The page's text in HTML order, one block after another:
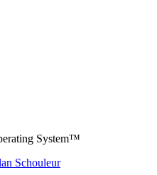
System™
Schouleur